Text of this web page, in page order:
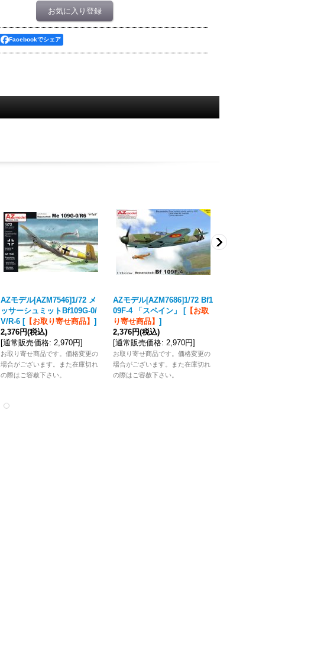
お気に入り登録
Facebookでシェア
AZモデル[AZM7546]1/72 メ
ッサーシュミットBf109G-0/
V/R-6 [【お取り寄せ商品】 ]
2,376円(税込)
[通常販売価格: 2,970円]
お取り寄せ商品です。価格変更の
場合がございます。また在庫切れ
の際はご容赦下さい。
AZモデル[AZM7686]1/72 Bf1
09F-4 「スペイン」
[【お取
り寄せ商品】 ]
2,376円(税込)
[通常販売価格: 2,970円]
お取り寄せ商品です。価格変更の
場合がございます。また在庫切れ
の際はご容赦下さい。